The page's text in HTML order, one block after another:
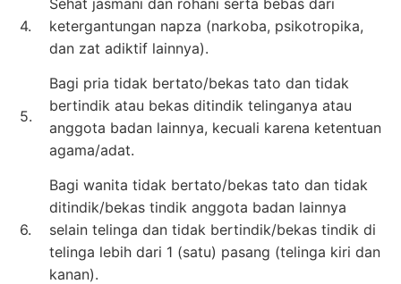
4.
Sehat jasmani dan rohani serta bebas dari
ketergantungan napza (narkoba, psikotropika,
dan zat adiktif lainnya).
5.
Bagi pria tidak bertato/bekas tato dan tidak
bertindik atau bekas ditindik telinganya atau
anggota badan lainnya, kecuali karena ketentuan
agama/adat.
6.
Bagi wanita tidak bertato/bekas tato dan tidak
ditindik/bekas tindik anggota badan lainnya
selain telinga dan tidak bertindik/bekas tindik di
telinga lebih dari 1 (satu) pasang (telinga kiri dan
kanan).